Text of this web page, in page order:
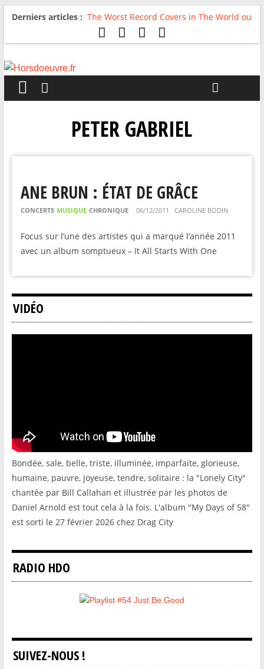
Derniers articles : The Worst Record Covers in The World ou
Comment rire du pire
Avril 2026 : C’est dans les vieux pots
For The First Time, Again : Tyler Ballgame
PETER GABRIEL
ANE BRUN : ÉTAT DE GRÂCE
CONCERTS MUSIQUE CHRONIQUE 06/12/2011 CAROLINE BODIN
Focus sur l’une des artistes qui a marqué l’année 2011
avec un album somptueux – It All Starts With One
VIDÉO
Bondée, sale, belle, triste, illuminée, imparfaite, glorieuse,
humaine, pauvre, joyeuse, tendre, solitaire : la "Lonely City"
chantée par Bill Callahan et illustrée par les photos de
Daniel Arnold est tout cela à la fois. L'album "My Days of 58"
est sorti le 27 février 2026 chez Drag City
RADIO HDO
SUIVEZ-NOUS !